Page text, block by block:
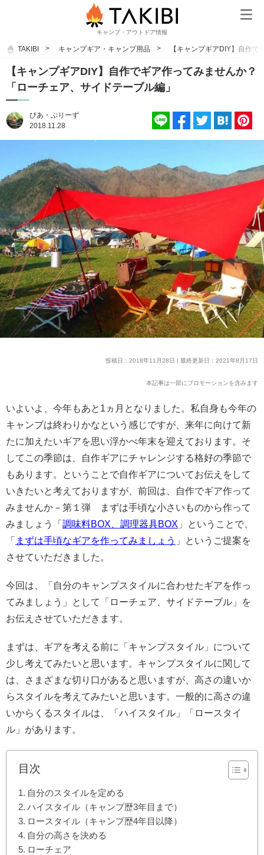
キャンプ・アウトドア情報
TAKIBI キャンプギア・キャンプ用品 【キャンプギアDIY】自作
【キャンプギアDIY】自作でギア作ってみませんか？
「ローチェア、サイドテーブル編」
びあ・ぷりーず
2018.11.28
投稿日：2018年11月28日 | 最終更新日：2021年8月17日
本記事は一部にプロモーションを含みます
いよいよ、今年もあと1ヵ月となりました。私自身も今年の
キャンプは終わりかなという感じですが、来年に向けて新
たに加えたいギアを思い浮かべ年末を迎えております。そ
してこの季節は、自作ギアにチャレンジする格好の季節で
もあります。ということで自作ギアについてお伝えをして
いきたいと考えておりますが、前回は、自作でギア作って
みませんか－第１弾 まずは手頃な小さいものから作って
みましょう「 調味料BOX、調理器具BOX 」ということで、
「 まずは手頃なギアを作ってみましょう 」というご提案を
させていただきました。
今回は、「自分のキャンプスタイルに合わせたギアを作っ
てみましょう」として「ローチェア、サイドテーブル」を
お伝えさせていただきます。
まずは、ギアを考える前に「キャンプスタイル」について
少し考えてみたいと思います。キャンプスタイルに関して
は、さまざまな切り口があると思いますが、高さの違いか
らスタイルを考えてみたいと思います。一般的に高さの違
いからくるスタイルは、「ハイスタイル」「ロースタイ
ル」があります。
目次
自分のスタイルを定める
ハイスタイル（キャンプ歴3年目まで）
ロースタイル（キャンプ歴4年目以降）
自分の高さを決める
ローチェア